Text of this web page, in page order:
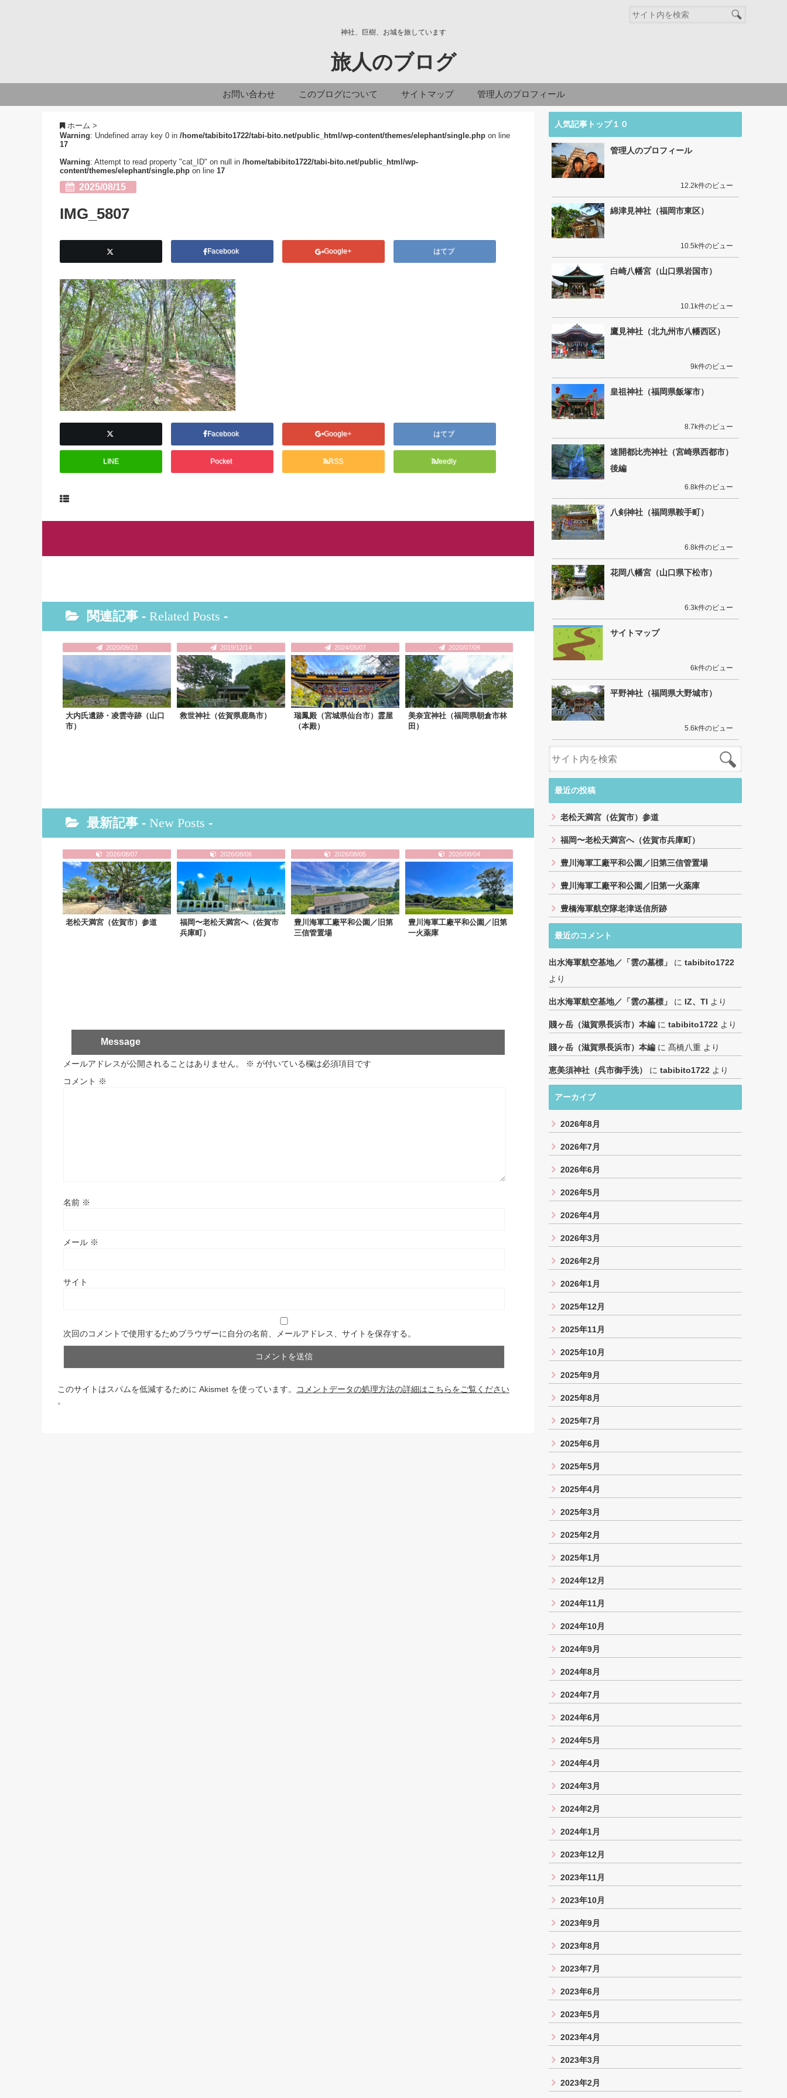
神社、巨樹、お城を旅しています
旅人のブログ
お問い合わせ このブログについて サイトマップ 管理人のプロフィール
ホーム >
Warning: Undefined array key 0 in /home/tabibito1722/tabi-bito.net/public_html/wp-content/themes/elephant/single.php on line
17
Warning: Attempt to read property "cat_ID" on null in /home/tabibito1722/tabi-bito.net/public_html/wp-
content/themes/elephant/single.php on line 17
2025/08/15
IMG_5807
Facebook Google+ はてブ
Facebook Google+ はてブ
LINE Pocket RSS feedly
関連記事 - Related Posts -
2020/09/23
大内氏遺跡・凌雲寺跡（山口
市）
2019/12/14
救世神社（佐賀県鹿島市）
2024/05/07
瑞鳳殿（宮城県仙台市）霊屋
（本殿）
2020/07/09
美奈宜神社（福岡県朝倉市林
田）
最新記事 - New Posts -
2026/08/07
老松天満宮（佐賀市）参道
2026/08/06
福岡〜老松天満宮へ（佐賀市
兵庫町）
2026/08/05
豊川海軍工廠平和公園／旧第
三信管置場
2026/08/04
豊川海軍工廠平和公園／旧第
一火薬庫
Message
メールアドレスが公開されることはありません。 ※ が付いている欄は必須項目です
コメント ※
名前 ※
メール ※
サイト
次回のコメントで使用するためブラウザーに自分の名前、メールアドレス、サイトを保存する。
このサイトはスパムを低減するために Akismet を使っています。
コメントデータの処理方法の詳細はこちらをご覧ください
。
人気記事トップ１０
管理人のプロフィール
12.2k件のビュー
綿津見神社（福岡市東区）
10.5k件のビュー
白崎八幡宮（山口県岩国市）
10.1k件のビュー
鷹見神社（北九州市八幡西区）
9k件のビュー
皇祖神社（福岡県飯塚市）
8.7k件のビュー
速開都比売神社（宮崎県西都市）
後編
6.8k件のビュー
八剣神社（福岡県鞍手町）
6.8k件のビュー
花岡八幡宮（山口県下松市）
6.3k件のビュー
サイトマップ
6k件のビュー
平野神社（福岡県大野城市）
5.6k件のビュー
最近の投稿
老松天満宮（佐賀市）参道
福岡〜老松天満宮へ（佐賀市兵庫町）
豊川海軍工廠平和公園／旧第三信管置場
豊川海軍工廠平和公園／旧第一火薬庫
豊橋海軍航空隊老津送信所跡
最近のコメント
出水海軍航空基地／「雲の墓標」 に tabibito1722
より
出水海軍航空基地／「雲の墓標」 に IZ、TI より
賤ヶ岳（滋賀県長浜市）本編 に tabibito1722 より
賤ヶ岳（滋賀県長浜市）本編 に 髙橋八重 より
恵美須神社（呉市御手洗） に tabibito1722 より
アーカイブ
2026年8月
2026年7月
2026年6月
2026年5月
2026年4月
2026年3月
2026年2月
2026年1月
2025年12月
2025年11月
2025年10月
2025年9月
2025年8月
2025年7月
2025年6月
2025年5月
2025年4月
2025年3月
2025年2月
2025年1月
2024年12月
2024年11月
2024年10月
2024年9月
2024年8月
2024年7月
2024年6月
2024年5月
2024年4月
2024年3月
2024年2月
2024年1月
2023年12月
2023年11月
2023年10月
2023年9月
2023年8月
2023年7月
2023年6月
2023年5月
2023年4月
2023年3月
2023年2月